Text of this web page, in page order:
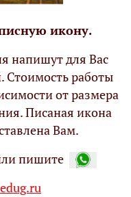
икону.
напишут для Вас
Стоимость работы
от размера
Писаная икона
Вам.
пишите